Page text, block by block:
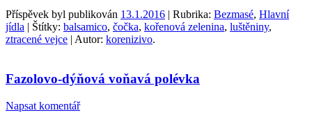
Příspěvek byl publikován 13.1.2016 | Rubrika: Bezmasé, Hlavní
jídla | Štítky: balsamico, čočka, kořenová zelenina, luštěniny,
ztracené vejce | Autor: korenizivo.
Fazolovo-dýňová voňavá polévka
Napsat komentář